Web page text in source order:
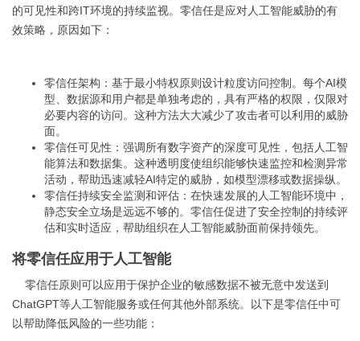
的可见性和跨IT环境的持续监视。零信任是应对人工智能威胁的有
效策略，原因如下：
零信任架构：基于最小特权原则设计粒度访问控制。每个AI模
型、数据源和用户都是单独考虑的，具有严格的权限，仅限对
必要内容的访问。这种方法大大减少了攻击者可以利用的威胁
面。
零信任可见性：强调所有数字资产的深度可见性，包括人工智
能算法和数据集。这种透明度使组织能够快速监控和检测异常
活动，帮助迅速减轻AI特定的威胁，如模型漂移或数据操纵。
零信任持续安全监测和评估：在快速发展的人工智能环境中，
静态安全立场是远远不够的。零信任促进了安全控制的持续评
估和实时适应，帮助组织在人工智能威胁面前保持领先。
将零信任应用于人工智能
零信任原则可以应用于保护企业的敏感数据不被无意中发送到
ChatGPT等人工智能服务或任何其他外部系统。以下是零信任中可
以帮助降低风险的一些功能：